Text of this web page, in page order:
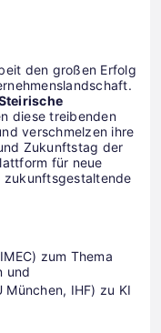
den großen Erfolg
diese treibenden
verschmelzen ihre
Zukunftstag der
für neue
zukunftsgestaltende
zum Thema
und
München, IHF) zu KI